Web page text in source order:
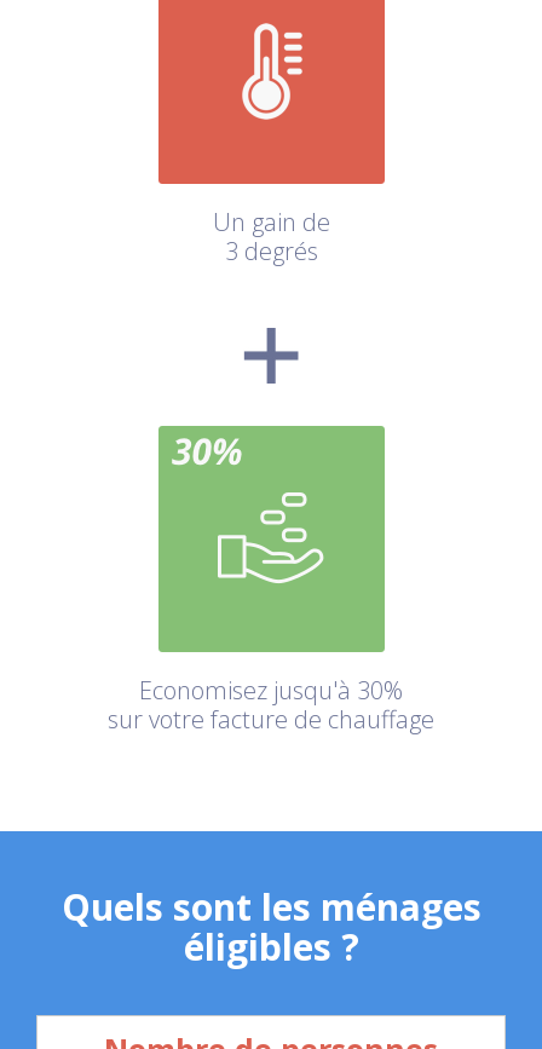
Un gain de
3 degrés
Economisez jusqu'à 30%
sur votre facture de chauffage
Quels sont les ménages
éligibles ?